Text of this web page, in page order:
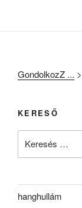
GondolkozZ ... >
KERESŐ
hanghullám